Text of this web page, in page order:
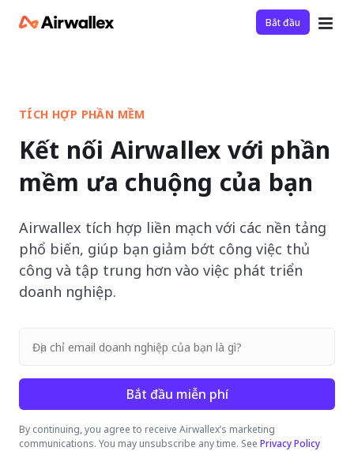
Bắt đầu
TÍCH HỢP PHẦN MỀM
Kết nối Airwallex với phần
mềm ưa chuộng của bạn
Airwallex tích hợp liền mạch với các nền tảng
phổ biến, giúp bạn giảm bớt công việc thủ
công và tập trung hơn vào việc phát triển
doanh nghiệp.
Bắt đầu miễn phí
By continuing, you agree to receive Airwallex’s marketing
communications. You may unsubscribe any time. See Privacy Policy